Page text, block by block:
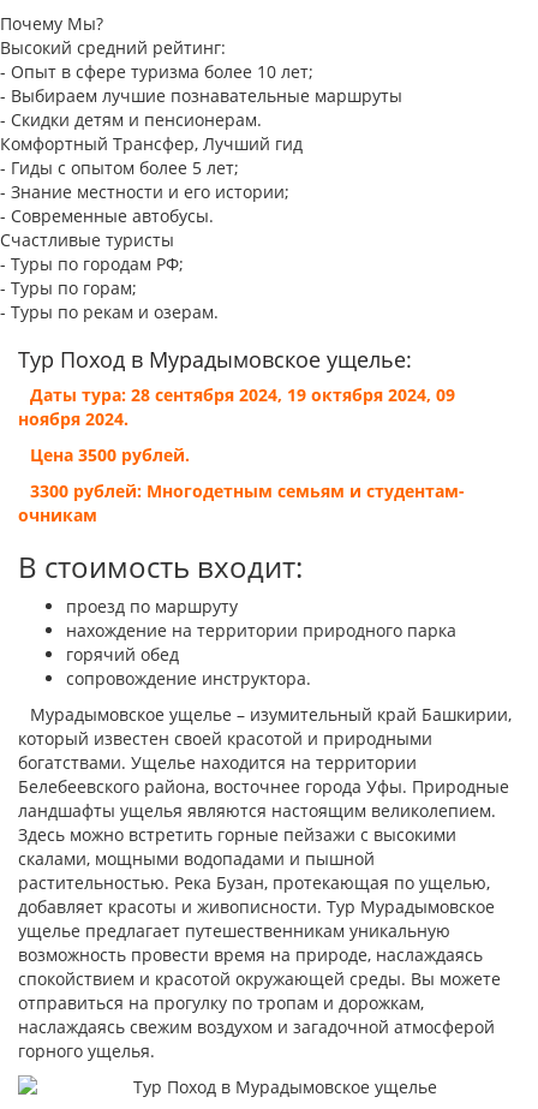
Почему Мы?
Высокий средний рейтинг:
- Опыт в сфере туризма более 10 лет;
- Выбираем лучшие познавательные маршруты
- Скидки детям и пенсионерам.
Комфортный Трансфер, Лучший гид
- Гиды с опытом более 5 лет;
- Знание местности и его истории;
- Современные автобусы.
Счастливые туристы
- Туры по городам РФ;
- Туры по горам;
- Туры по рекам и озерам.
Тур Поход в Мурадымовское ущелье:
Даты тура: 28 сентября 2024, 19 октября 2024, 09
ноября 2024.
Цена 3500 рублей.
3300 рублей: Многодетным семьям и студентам-
очникам
В стоимость входит:
проезд по маршруту
нахождение на территории природного парка
горячий обед
сопровождение инструктора.
Мурадымовское ущелье – изумительный край Башкирии,
который известен своей красотой и природными
богатствами. Ущелье находится на территории
Белебеевского района, восточнее города Уфы. Природные
ландшафты ущелья являются настоящим великолепием.
Здесь можно встретить горные пейзажи с высокими
скалами, мощными водопадами и пышной
растительностью. Река Бузан, протекающая по ущелью,
добавляет красоты и живописности. Тур Мурадымовское
ущелье предлагает путешественникам уникальную
возможность провести время на природе, наслаждаясь
спокойствием и красотой окружающей среды. Вы можете
отправиться на прогулку по тропам и дорожкам,
наслаждаясь свежим воздухом и загадочной атмосферой
горного ущелья.